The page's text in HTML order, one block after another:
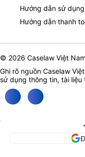
Hướng dẫn sử dụng
Hướng dẫn thanh
© 2026 Caselaw Việt
Ghi rõ nguồn Caselaw
sử dụng thông tin, tài liệu